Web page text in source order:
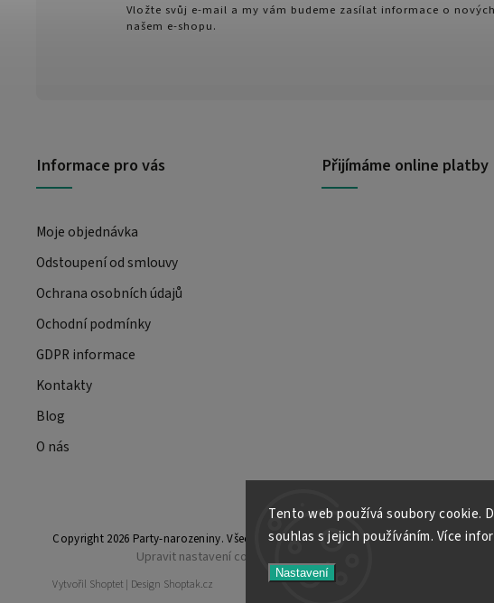
Tento web používá soubory cookie.
souhlas s jejich používáním. Více
Nastavení
Informace pro vás
Moje objednávka
Odstoupení od smlouvy
Ochrana osobních údajů
Ochodní podmínky
GDPR informace
Kontakty
Blog
O nás
Přijímáme online platby
Vložte svůj e-mail a my vám budeme zasílat informace o
našem e-shopu.
Copyright 2026 Party-narozeniny. Všechna práva vyhrazena.
Upravit nastavení cookies
Vytvořil Shoptet | Design Shoptak.cz